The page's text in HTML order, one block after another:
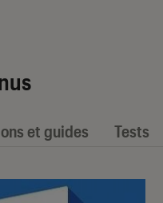
et guides Tests